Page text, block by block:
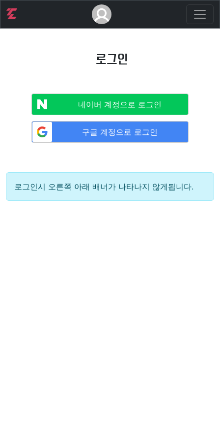
로그인
네이버 계정으로 로그인
구글 계정으로 로그인
로그인시 오른쪽 아래 배너가 나타나지 않게됩니다.